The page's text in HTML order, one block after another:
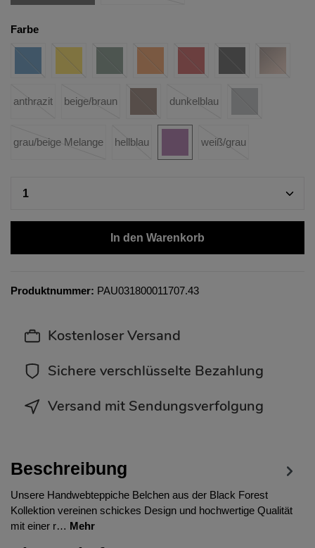
Farbe
anthrazit beige/braun dunkelblau
grau/beige Melange hellblau weiß/grau
In den Warenkorb
Produktnummer: PAU031800011707.43
Kostenloser Versand
Sichere verschlüsselte Bezahlung
Versand mit Sendungsverfolgung
Beschreibung
Unsere Handwebteppiche Belchen aus der Black Forest
Kollektion vereinen schickes Design und hochwertige Qualität
mit einer r… Mehr